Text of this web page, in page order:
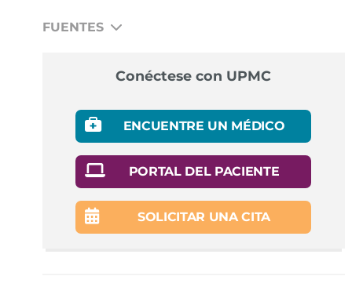
FUENTES
National Cancer Institute. Monoclonal antibody.
US Food and Drug Administration. Coronavirus
(COVID-19) Update: FDA Authorizes Monoclonal
Enlace
US Food and Drug Administration. Coronavirus
(COVID-19) Update: FDA Authorizes Monoclonal
Antibodies for Treatment of COVID-19. November 21,
Conéctese con UPMC
ENCUENTRE UN MÉDICO
PORTAL DEL PACIENTE
SOLICITAR UNA CITA